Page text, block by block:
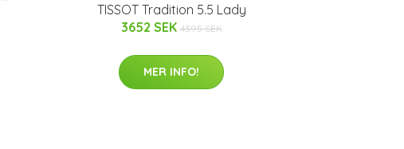
TISSOT Tradition 5.5 Lady
3652 SEK 4395 SEK
MER INFO!